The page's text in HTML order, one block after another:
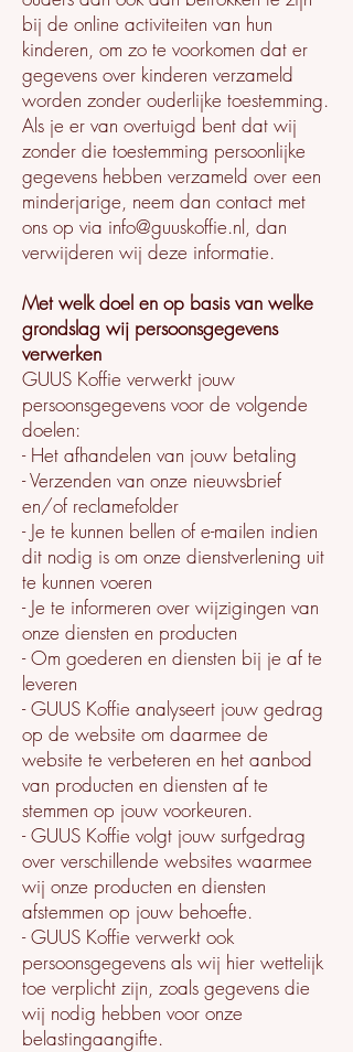
bij de online activiteiten van hun
kinderen, om zo te voorkomen dat er
gegevens over kinderen verzameld
worden zonder ouderlijke toestemming.
Als je er van overtuigd bent dat wij
zonder die toestemming persoonlijke
gegevens hebben verzameld over een
minderjarige, neem dan contact met
ons op via info@guuskoffie.nl, dan
verwijderen wij deze informatie.
Met welk doel en op basis van welke
grondslag wij persoonsgegevens
verwerken
GUUS Koffie verwerkt jouw
persoonsgegevens voor de volgende
doelen:
- Het afhandelen van jouw betaling
- Verzenden van onze nieuwsbrief
en/of reclamefolder
- Je te kunnen bellen of e-mailen indien
dit nodig is om onze dienstverlening uit
te kunnen voeren
- Je te informeren over wijzigingen van
onze diensten en producten
- Om goederen en diensten bij je af te
leveren
- GUUS Koffie analyseert jouw gedrag
op de website om daarmee de
website te verbeteren en het aanbod
van producten en diensten af te
stemmen op jouw voorkeuren.
- GUUS Koffie volgt jouw surfgedrag
over verschillende websites waarmee
wij onze producten en diensten
afstemmen op jouw behoefte.
- GUUS Koffie verwerkt ook
persoonsgegevens als wij hier wettelijk
toe verplicht zijn, zoals gegevens die
wij nodig hebben voor onze
belastingaangifte.